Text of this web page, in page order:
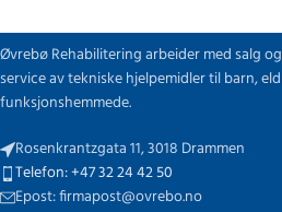
Øvrebø Rehabilitering arbeider med salg og
service av tekniske hjelpemidler til barn,
funksjonshemmede.
Rosenkrantzgata 11, 3018 Drammen
Telefon: +47 32 24 42 50
Epost: firmapost@ovrebo.no